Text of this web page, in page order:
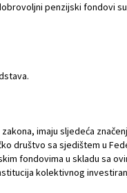
penzijski fondovi
imaju sljedeća
društvo sa sjedištem u
fondovima u skladu sa
kolektivnog